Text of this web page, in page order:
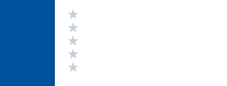
Valutazione